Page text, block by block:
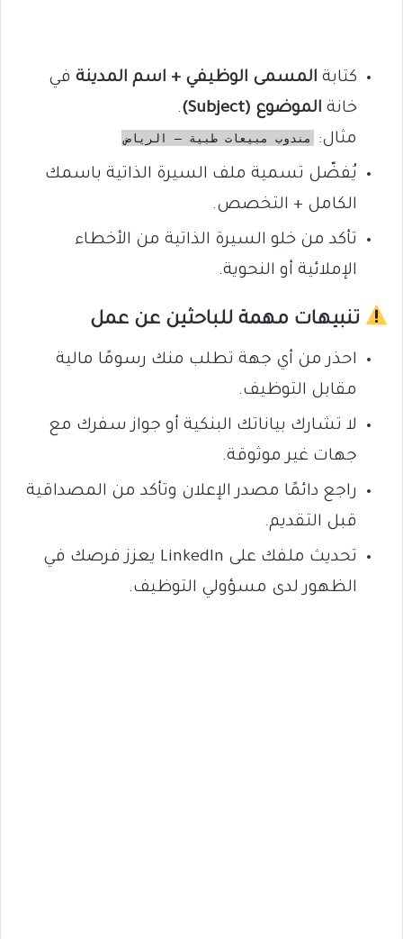
كتابة المسمى الوظيفي + اسم المدينة في
خانة الموضوع (Subject)
.
مثال:
مندوب مبيعات طبية – الرياض
يُفضّل تسمية ملف السيرة الذاتية باسمك
الكامل + التخصص.
تأكد من خلو السيرة الذاتية من الأخطاء
الإملائية أو النحوية.
تنبيهات مهمة للباحثين عن عمل
احذر من أي جهة تطلب منك رسومًا مالية
مقابل التوظيف.
لا تشارك بياناتك البنكية أو جواز سفرك مع
جهات غير موثوقة.
راجع دائمًا مصدر الإعلان وتأكد من المصداقية
قبل التقديم.
تحديث ملفك على LinkedIn يعزز فرصك في
الظهور لدى مسؤولي التوظيف.